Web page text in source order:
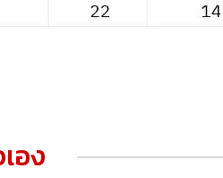
อง